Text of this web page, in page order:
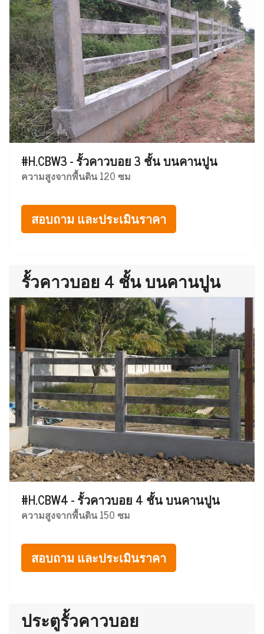
#H.CBW3 - รั้วคาวบอย 3 ชั้น บนคานปูน
ความสูงจากพื้นดิน 120 ซม
สอบถาม และประเมินราคา
รั้วคาวบอย 4 ชั้น บนคานปูน
#H.CBW4 - รั้วคาวบอย 4 ชั้น บนคานปูน
ความสูงจากพื้นดิน 150 ซม
สอบถาม และประเมินราคา
ประตูรั้วคาวบอย